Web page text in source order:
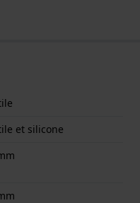
et silicone